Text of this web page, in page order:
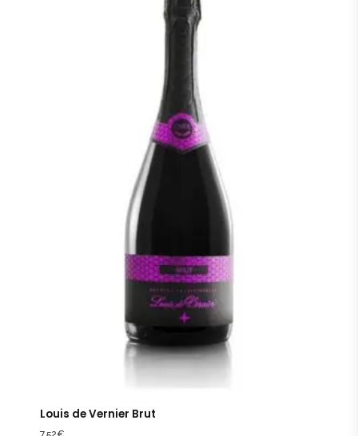
Louis de Vernier Brut